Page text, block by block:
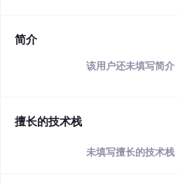
简介
该用户还未填写简介
擅长的技术栈
未填写擅长的技术栈